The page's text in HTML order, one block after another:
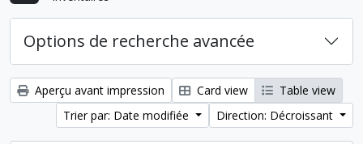
Options de recherche avancée
Aperçu avant impression Card view
Table view
Trier par: Date modifiée
Direction: Décroissant